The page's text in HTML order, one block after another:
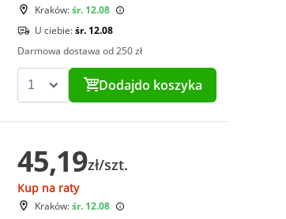
Kraków:śr. 12.08
U ciebie:śr. 12.08
Darmowa dostawa od 250 zł
Dodajdo koszyka
45,19zł/szt.
Kup na raty
Kraków:śr. 12.08